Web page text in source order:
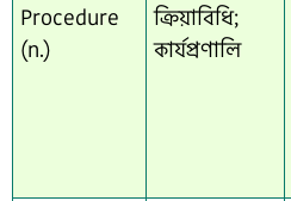
Procedure
(n.)
ক্রিয়াবিধি;
কার্যপ্রণালি